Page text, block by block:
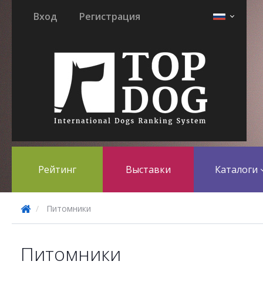
Вход Регистрация
Рейтинг Выставки Каталоги
Питомники
Питомники